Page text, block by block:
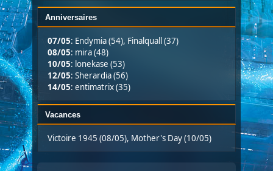
Anniversaires
07/05: Endymia (54), Finalquall (37)
08/05: mira (48)
10/05: lonekase (53)
12/05: Sherardia (56)
14/05: entimatrix (35)
Vacances
Victoire 1945 (08/05), Mother's Day (10/05)